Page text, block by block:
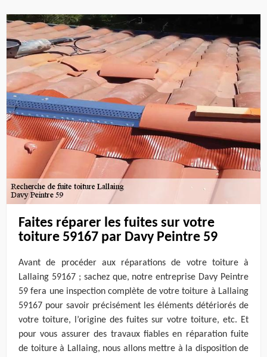
Faites réparer les fuites sur votre
toiture 59167 par Davy Peintre 59
Avant de procéder aux réparations de votre toiture à
Lallaing 59167 ; sachez que, notre entreprise Davy Peintre
59 fera une inspection complète de votre toiture à Lallaing
59167 pour savoir précisément les éléments détériorés de
votre toiture, l’origine des fuites sur votre toiture, etc. Et
pour vous assurer des travaux fiables en réparation fuite
de toiture à Lallaing, nous allons mettre à la disposition de